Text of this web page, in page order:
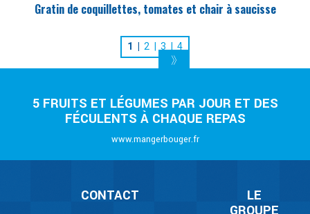
Gratin de coquillettes, tomates et chair à saucisse
1 2 3 4
5 FRUITS ET LÉGUMES PAR JOUR ET DES
FÉCULENTS À CHAQUE REPAS
www.mangerbouger.fr
CONTACT
LE